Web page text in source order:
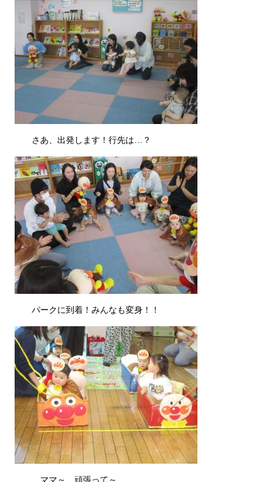
さあ、出発します！行先は…？
パークに到着！みんなも変身！！
ママ～ 頑張って～